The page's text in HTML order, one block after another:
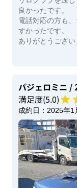
良かったです。
電話対応の方も
すかったです。
ありがとうござい
パジェロミニ /
満足度(5.0)
成約日： 2025年1